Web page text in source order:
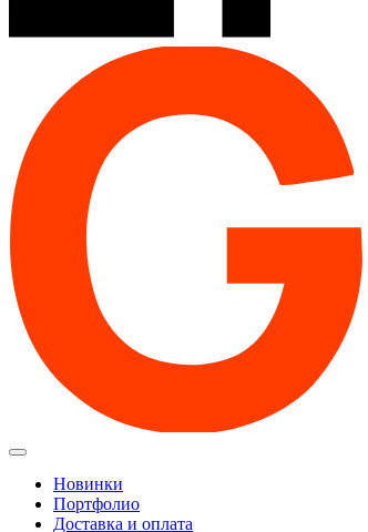
Новинки
Портфолио
Доставка и оплата